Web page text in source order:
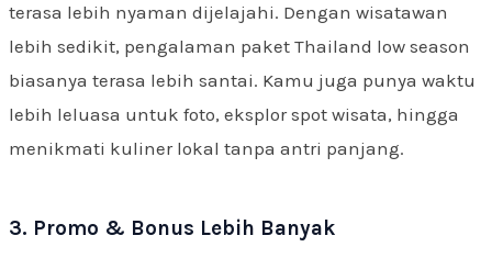
terasa lebih nyaman dijelajahi. Dengan wisatawan
lebih sedikit, pengalaman paket Thailand low season
biasanya terasa lebih santai. Kamu juga punya waktu
lebih leluasa untuk foto, eksplor spot wisata, hingga
menikmati kuliner lokal tanpa antri panjang.
3. Promo & Bonus Lebih Banyak